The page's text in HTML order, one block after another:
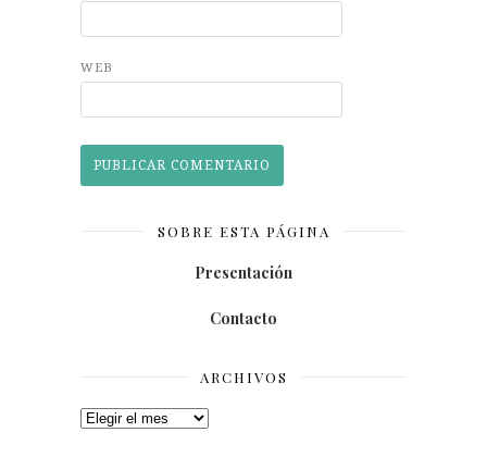
WEB
SOBRE ESTA PÁGINA
Presentación
Contacto
ARCHIVOS
Archivos